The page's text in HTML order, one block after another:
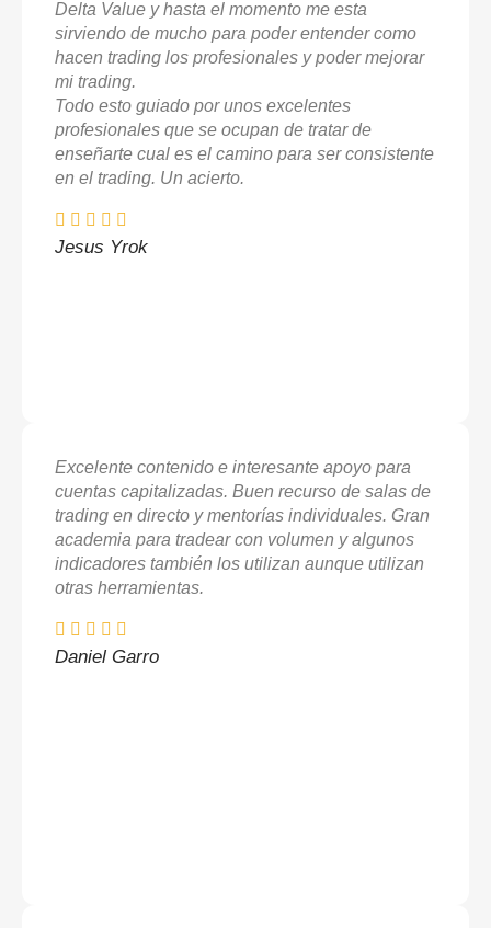
Delta Value y hasta el momento me esta
sirviendo de mucho para poder entender como
hacen trading los profesionales y poder mejorar
mi trading.
Todo esto guiado por unos excelentes
profesionales que se ocupan de tratar de
enseñarte cual es el camino para ser consistente
en el trading. Un acierto.
Jesus Yrok
Excelente contenido e interesante apoyo para
cuentas capitalizadas. Buen recurso de salas de
trading en directo y mentorías individuales. Gran
academia para tradear con volumen y algunos
indicadores también los utilizan aunque utilizan
otras herramientas.
Daniel Garro